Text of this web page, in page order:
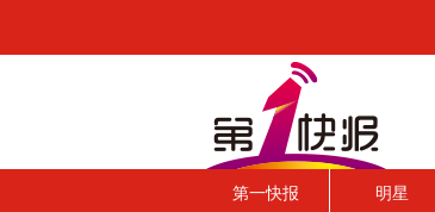
第一快报 明星